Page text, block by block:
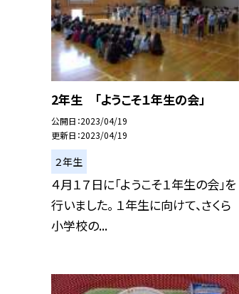
2年生 「ようこそ１年生の会」
公開日 2023/04/19
更新日 2023/04/19
２年生
４月１７日に「ようこそ１年生の会」を
行いました。 １年生に向けて、さくら
小学校の...